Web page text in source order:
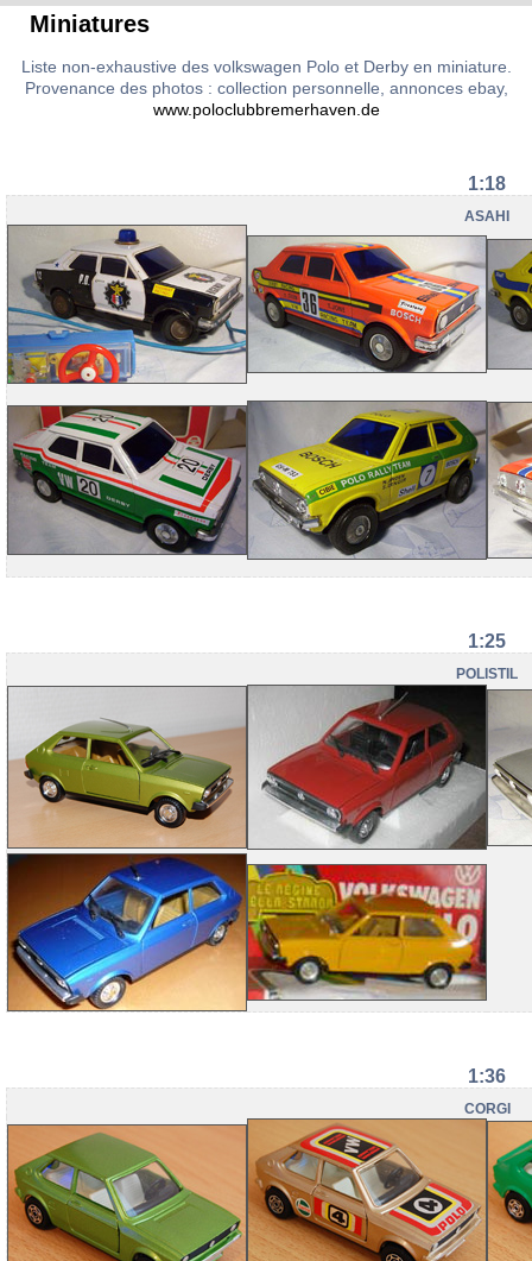
Miniatures
Liste non-exhaustive des volkswagen Polo et Derby en miniature.
Provenance des photos : collection personnelle, annonces ebay,
www.poloclubbremerhaven.de
1:18
ASAHI
1:25
POLISTIL
1:36
CORGI